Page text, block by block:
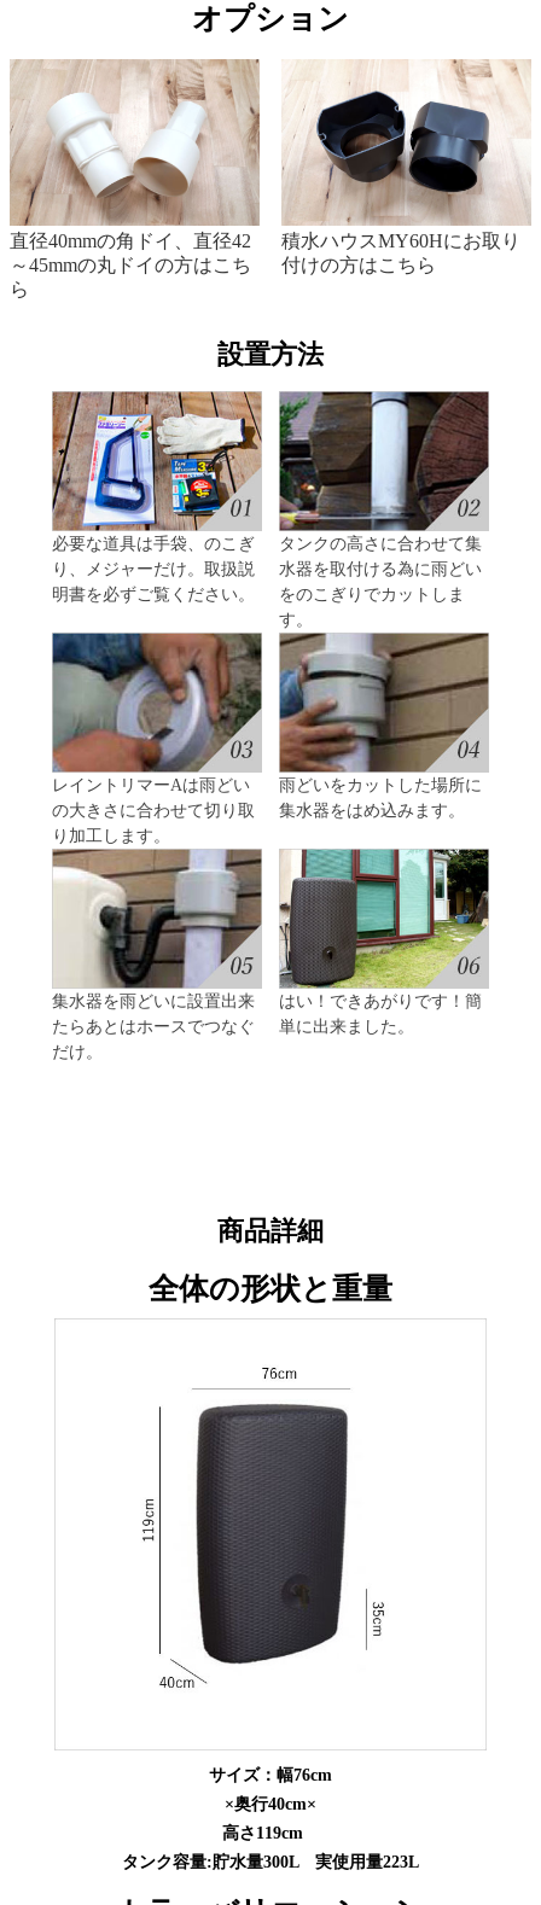
オプション
直径40mmの角ドイ、直径42
～45mmの丸ドイの方はこち
ら
積水ハウスMY60Hにお取り
付けの方はこちら
設置方法
必要な道具は手袋、のこぎ
り、メジャーだけ。取扱説
明書を必ずご覧ください。
タンクの高さに合わせて集
水器を取付ける為に雨どい
をのこぎりでカットしま
す。
レイントリマーAは雨どい
の大きさに合わせて切り取
り加工します。
雨どいをカットした場所に
集水器をはめ込みます。
集水器を雨どいに設置出来
たらあとはホースでつなぐ
だけ。
はい！できあがりです！簡
単に出来ました。
商品詳細
全体の形状と重量
サイズ：幅76cm
×奥行40cm×
高さ119cm
タンク容量:貯水量300L 実使用量223L